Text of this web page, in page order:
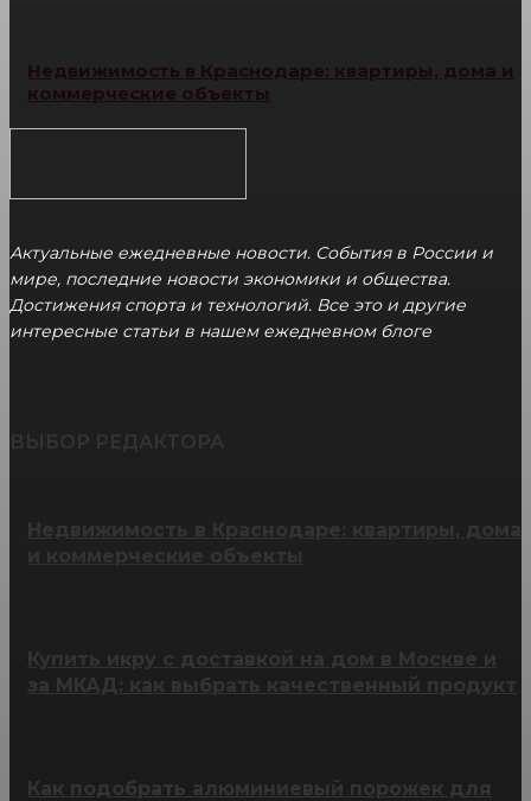
Недвижимость в Краснодаре: квартиры, дома и
коммерческие объекты
Актуальные ежедневные новости. События в России и
мире, последние новости экономики и общества.
Достижения спорта и технологий. Все это и другие
интересные статьи в нашем ежедневном блоге
Купить икру с доставкой на дом в Москве и
за МКАД: как выбрать качественный продукт
Как подобрать алюминиевый порожек для